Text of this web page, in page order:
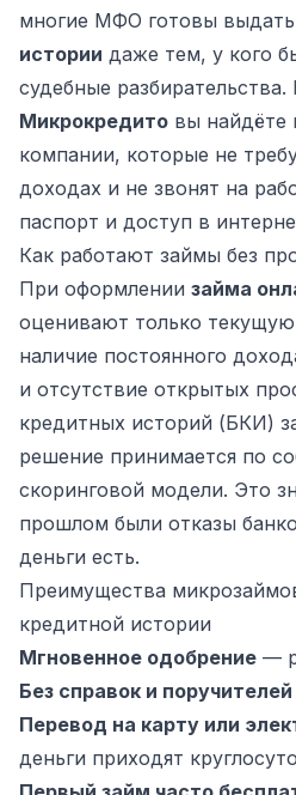
многие МФО готовы выдать
истории даже тем, у кого
судебные разбирательства.
Микрокредито вы найдёте
компании, которые не
доходах и не звонят на
паспорт и доступ в
Как работают займы без
При оформлении займа
оценивают только
наличие постоянного
и отсутствие открытых
кредитных историй (БКИ)
решение принимается по
скоринговой модели. Это
прошлом были отказы
деньги есть.
Преимущества
кредитной истории
Мгновенное одобрение —
Без справок и поручителей
Перевод на карту или
деньги приходят